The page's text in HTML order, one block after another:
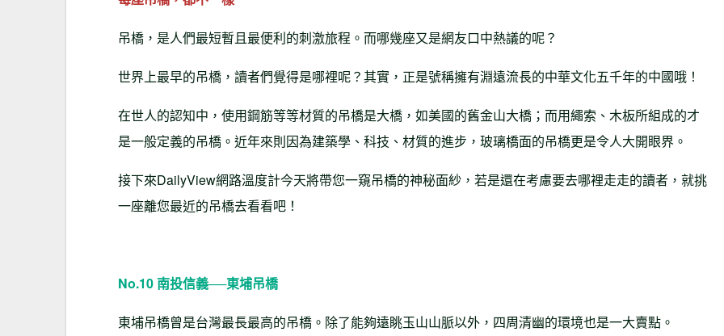
吊橋，是人們最短暫且最便利的刺激旅程。而哪幾座又是網友口中熱議的呢？
世界上最早的吊橋，讀者們覺得是哪裡呢？其實，正是號稱擁有淵遠流長的中華文化五千年的中國哦！
在世人的認知中，使用鋼筋等等材質的吊橋是大橋，如美國的舊金山大橋；而用繩索、木板所組成的才
是一般定義的吊橋。近年來則因為建築學、科技、材質的進步，玻璃橋面的吊橋更是令人大開眼界。
接下來DailyView網路溫度計今天將帶您一窺吊橋的神秘面紗，若是還在考慮要去哪裡走走的讀者，就挑
一座離您最近的吊橋去看看吧！
No.10 南投信義──東埔吊橋
東埔吊橋曾是台灣最長最高的吊橋。除了能夠遠眺玉山山脈以外，四周清幽的環境也是一大賣點。